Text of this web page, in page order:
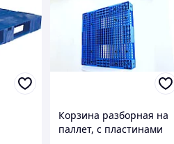
Корзина разборная на
паллет, с пластинами